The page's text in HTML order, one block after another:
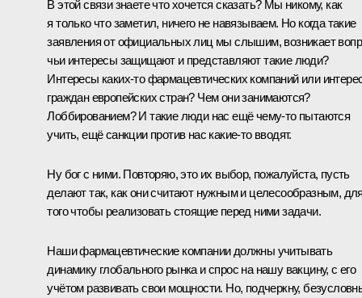
В этой связи знаете что хочется сказать? Мы никому, как
я только что заметил, ничего не навязываем. Но когда такие
заявления от официальных лиц мы слышим, возникает
чьи интересы защищают и представляют такие люди?
Интересы каких-то фармацевтических компаний или
граждан европейских стран? Чем они занимаются?
Лоббированием? И такие люди нас ещё чему-то пытаются
учить, ещё санкции против нас какие-то вводят.
Ну бог с ними. Повторяю, это их выбор, пожалуйста, пусть
делают так, как они считают нужным и целесообразным,
того чтобы реализовать стоящие перед ними задачи.
Наши фармацевтические компании должны учитывать
динамику глобального рынка и спрос на нашу вакцину, с его
учётом развивать свои мощности. Но, подчеркну,